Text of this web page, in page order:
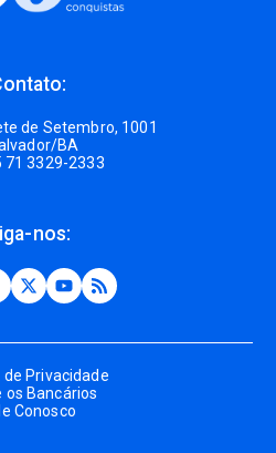
de Setembro, 1001
BA
71 3329-2333
nos:
de Privacidade
os Bancários
Conosco